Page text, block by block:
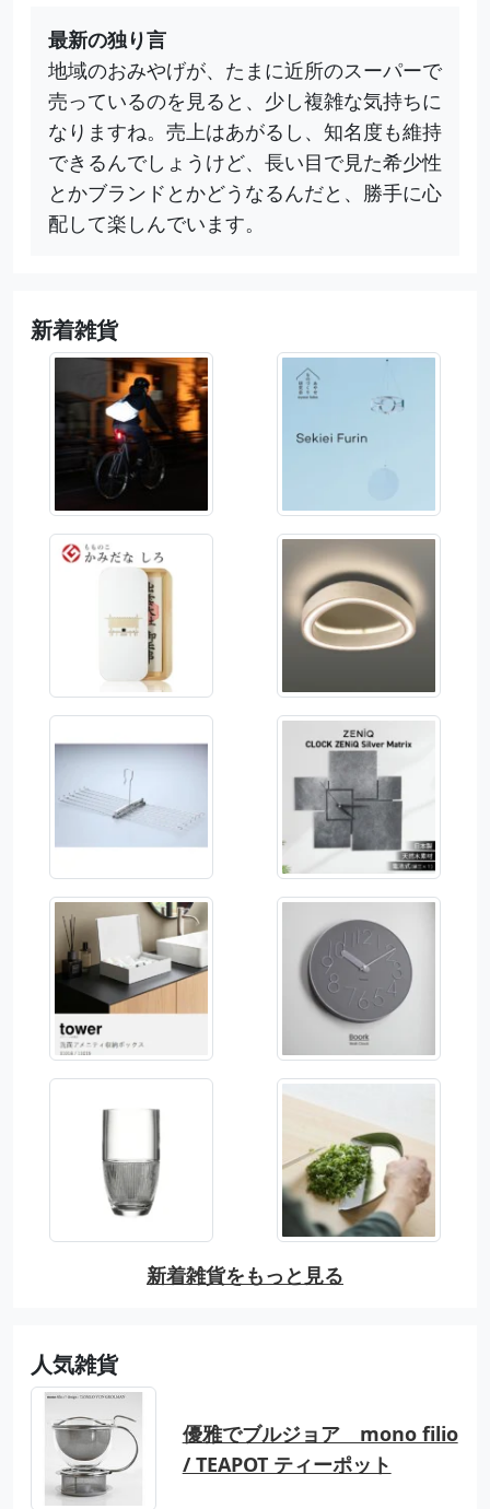
最新の独り言
地域のおみやげが、たまに近所のスーパーで
売っているのを見ると、少し複雑な気持ちに
なりますね。売上はあがるし、知名度も維持
できるんでしょうけど、長い目で見た希少性
とかブランドとかどうなるんだと、勝手に心
配して楽しんでいます。
新着雑貨
新着雑貨をもっと見る
人気雑貨
優雅でブルジョア mono filio
/ TEAPOT ティーポット